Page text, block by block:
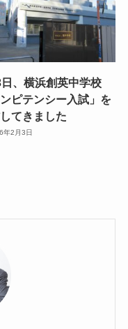
、横浜創英中学校
ンピテンシー入試」を
てきました
年2月3日